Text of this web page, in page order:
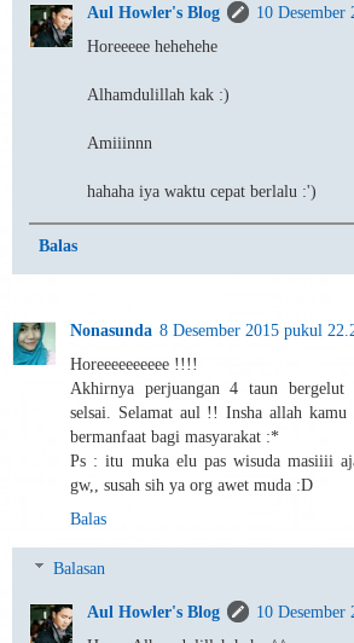
Aul Howler's Blog
10
Horeeeee hehehehe
Alhamdulillah kak :)
Amiiinnn
hahaha iya waktu cepat berlalu :')
Balas
Nonasunda 8 Desember 2015 pukul
Horeeeeeeeeee !!!!
Akhirnya perjuangan 4 taun bergelut
selsai. Selamat aul !! Insha allah kamu
bermanfaat bagi masyarakat :*
Ps : itu muka elu pas wisuda masiiii
gw,, susah sih ya org awet muda :D
Balas
Balasan
Aul Howler's Blog
10